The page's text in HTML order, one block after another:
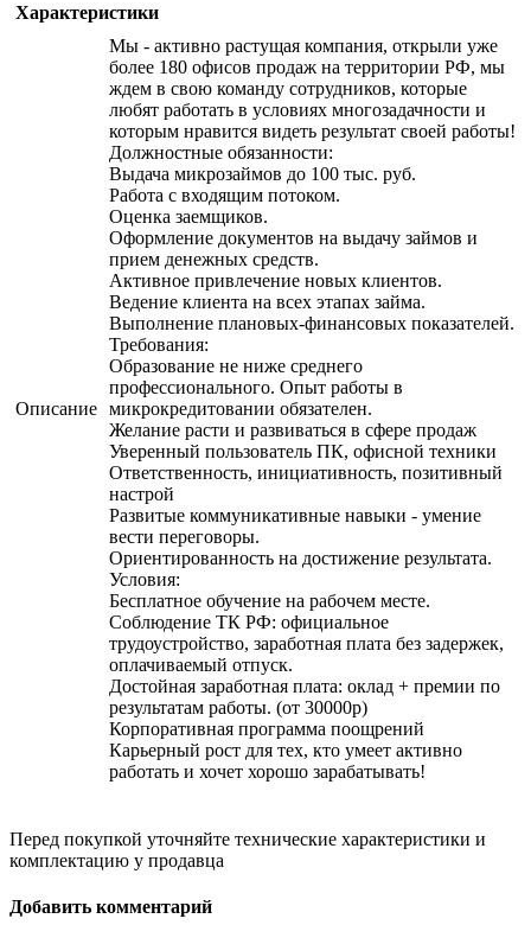
Характеристики
Описание
Мы - активно растущая компания, открыли уже
более 180 офисов продаж на территории РФ, мы
ждем в свою команду сотрудников, которые
любят работать в условиях многозадачности и
которым нравится видеть результат своей работы!
Должностные обязанности:
Выдача микрозаймов до 100 тыс. руб.
Работа с входящим потоком.
Оценка заемщиков.
Оформление документов на выдачу займов и
прием денежных средств.
Активное привлечение новых клиентов.
Ведение клиента на всех этапах займа.
Выполнение плановых-финансовых показателей.
Требования:
Образование не ниже среднего
профессионального. Опыт работы в
микрокредитовании обязателен.
Желание расти и развиваться в сфере продаж
Уверенный пользователь ПК, офисной техники
Ответственность, инициативность, позитивный
настрой
Развитые коммуникативные навыки - умение
вести переговоры.
Ориентированность на достижение результата.
Условия:
Бесплатное обучение на рабочем месте.
Соблюдение ТК РФ: официальное
трудоустройство, заработная плата без задержек,
оплачиваемый отпуск.
Достойная заработная плата: оклад + премии по
результатам работы. (от 30000р)
Корпоративная программа поощрений
Карьерный рост для тех, кто умеет активно
работать и хочет хорошо зарабатывать!
Перед покупкой уточняйте технические характеристики и
комплектацию у продавца
Добавить комментарий